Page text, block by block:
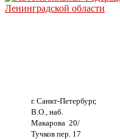
г. Санкт-Петербург,
В.О., наб.
Макарова 20/
Тучков пер. 17